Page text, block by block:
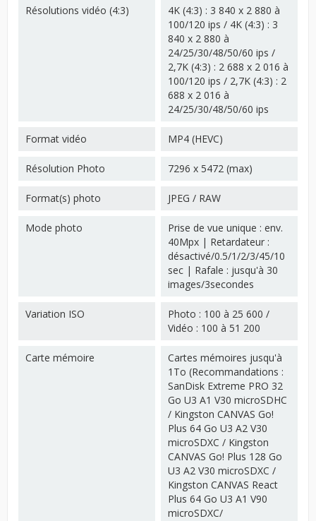
Résolutions vidéo (4:3)
4K (4:3) : 3 840 x 2 880 à
100/120 ips / 4K (4:3) : 3
840 x 2 880 à
24/25/30/48/50/60 ips /
2,7K (4:3) : 2 688 x 2 016 à
100/120 ips / 2,7K (4:3) : 2
688 x 2 016 à
24/25/30/48/50/60 ips
Format vidéo MP4 (HEVC)
Résolution Photo 7296 x 5472 (max)
Format(s) photo JPEG / RAW
Mode photo
Prise de vue unique : env.
40Mpx | Retardateur :
désactivé/0.5/1/2/3/45/10
sec | Rafale : jusqu'à 30
images/3secondes
Variation ISO
Photo : 100 à 25 600 /
Vidéo : 100 à 51 200
Carte mémoire
Cartes mémoires jusqu'à
1To (Recommandations :
SanDisk Extreme PRO 32
Go U3 A1 V30 microSDHC
/ Kingston CANVAS Go!
Plus 64 Go U3 A2 V30
microSDXC / Kingston
CANVAS Go! Plus 128 Go
U3 A2 V30 microSDXC /
Kingston CANVAS React
Plus 64 Go U3 A1 V90
microSDXC/